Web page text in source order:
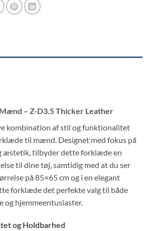
– Z-D3.5 Thicker Leather
kombination af stil og funktionalitet
til mænd. Designet med fokus på
æstetik, tilbyder dette forklæde en
til dine tøj, samtidig med at du ser
på 85×65 cm og i en elegant
forklæde det perfekte valg til både
og hjemmeentusiaster.
og Holdbarhed